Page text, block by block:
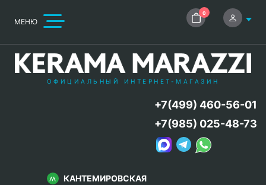
МЕНЮ
0
ОФИЦИАЛЬНЫЙ ИНТЕРНЕТ-МАГАЗИН
КАНТЕМИРОВСКАЯ
+7(499) 460-56-01
+7(985) 025-48-73